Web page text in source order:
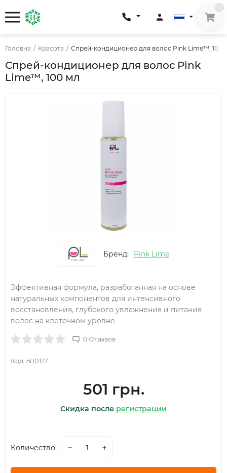
Головна / Красота / Спрей-кондиционер для волос Pink Lime™, 100
Спрей-кондиционер для волос Pink
Lime™, 100 мл
Бренд: Pink Lime
Эффективная формула, разработанная на основе
натуральных компонентов для интенсивного
восстановления, глубокого увлажнения и питания
волос на клеточном уровне
0 Отзывов
Код: 500117
501 грн.
Скидка после регистрации
Количество: